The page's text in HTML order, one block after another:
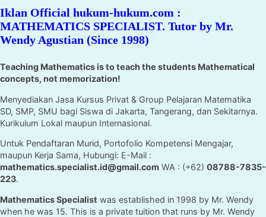
Iklan Official hukum-hukum.com :
MATHEMATICS SPECIALIST. Tutor by Mr.
Wendy Agustian (Since 1998)
Teaching Mathematics is to teach the students Mathematical
concepts, not memorization!
Menyediakan Jasa Kursus Privat & Group Pelajaran Matematika
SD, SMP, SMU bagi Siswa di Jakarta, Tangerang, dan Sekitarnya.
Kurikulum Lokal maupun Internasional.
Untuk Pendaftaran Murid, Portofolio Kompetensi Mengajar,
maupun Kerja Sama, Hubungi: E-Mail :
mathematics.specialist.id@gmail.com WA : (+62) 08788-7835-
223.
Mathematics Specialist was established in 1998 by Mr. Wendy
when he was 15. This is a private tuition that runs by Mr. Wendy